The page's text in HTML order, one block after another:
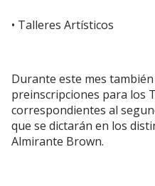
• Talleres Artísticos
Durante este mes
preinscripciones para los
correspondientes al
que se dictarán en los
Almirante Brown.